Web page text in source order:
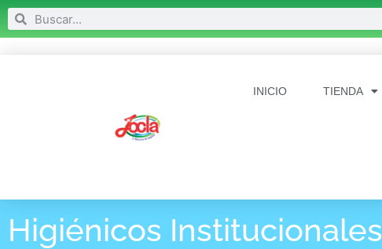
INICIO TIENDA
Higiénicos Institucionales